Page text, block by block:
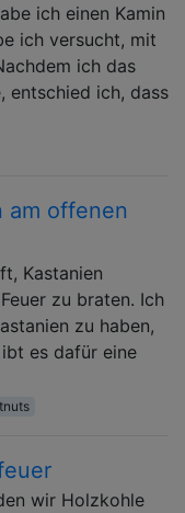
ich einen Kamin
ich versucht, mit
ich das
entschied ich, dass
am offenen
Kastanien
zu braten. Ich
zu haben,
es dafür eine
wir Holzkohle